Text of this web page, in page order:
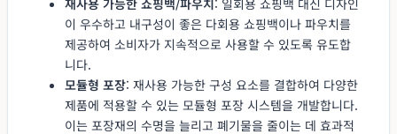
이 우수하고 내구성이 좋은 다회용 쇼핑백이나 파우치를
제공하여 소비자가 지속적으로 사용할 수 있도록 유도합
니다.
모듈형 포장: 재사용 가능한 구성 요소를 결합하여 다양한
제품에 적용할 수 있는 모듈형 포장 시스템을 개발합니다.
이는 포장재의 수명을 늘리고 폐기물을 줄이는 데 효과적